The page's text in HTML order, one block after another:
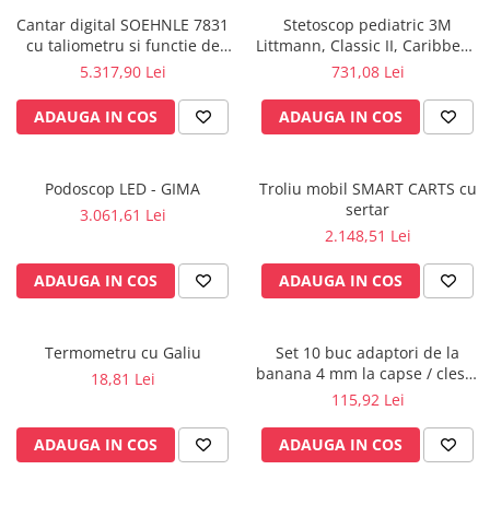
Lavoare apa sterila
Lavoare chirurgicale
Capsule, filtre finale apa sterila
Electrochirurgie
Manere pentru electrocautere
Cabluri conectare electrozi neutri
Electrozi neutri
Radiocautere
Aspiratoare de fum
Consumabile medicale si Accesorii
Cantar digital SOEHNLE 7831
cu taliometru si functie de
BMI
5.317,90 Lei
ADAUGA IN COS
Stetoscop pediatric 3M
Littmann, Classic II, Caribbean
Blue 2153
731,08 Lei
ADAUGA IN COS
Podoscop LED - GIMA
3.061,61 Lei
ADAUGA IN COS
Troliu mobil SMART CARTS cu
sertar
2.148,51 Lei
ADAUGA IN COS
Termometru cu Galiu
18,81 Lei
ADAUGA IN COS
Set 10 buc adaptori de la
banana 4 mm la capse / cleste
ekg
115,92 Lei
ADAUGA IN COS